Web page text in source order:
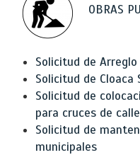
OBRAS
Solicitud de
Solicitud de Cloaca
Solicitud de
para cruces de
Solicitud de
municipales